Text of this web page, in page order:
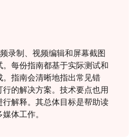
录制、视频编辑和屏幕截图
。每份指南都基于实际测试和
。指南会清晰地指出常见错
的解决方案。技术要点也用
行解释。其总体目标是帮助读
体工作。